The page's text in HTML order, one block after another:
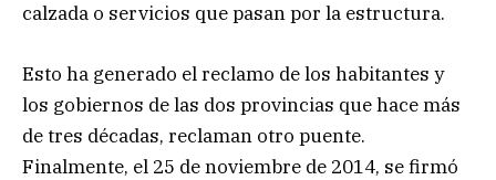
calzada o servicios que pasan por la estructura.
Esto ha generado el reclamo de los habitantes y
los gobiernos de las dos provincias que hace más
de tres décadas, reclaman otro puente.
Finalmente, el 25 de noviembre de 2014, se firmó